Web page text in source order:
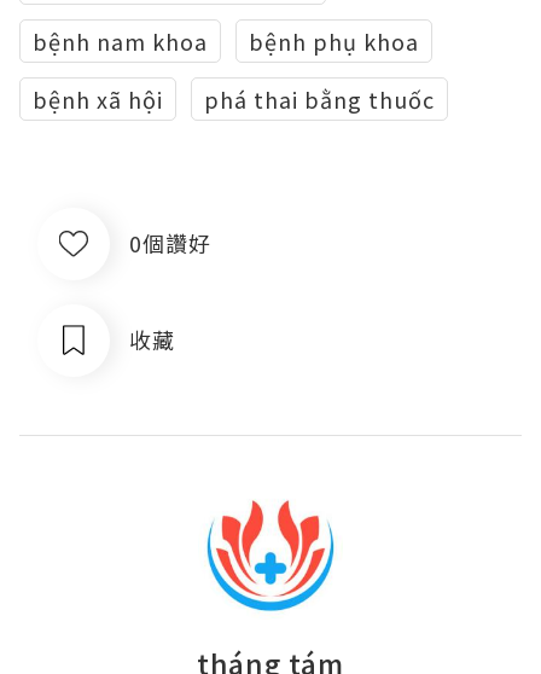
bệnh nam khoa
bệnh phụ khoa
bệnh xã hội
phá thai bằng thuốc
0個讚好
收藏
tháng tám